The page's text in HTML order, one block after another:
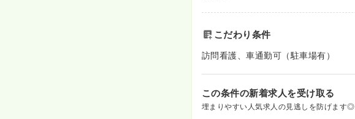
こだわり条件
訪問看護、車通勤可（駐車場有）
この条件の新着求人を受け取る
埋まりやすい人気求人の見逃しを防げます◎